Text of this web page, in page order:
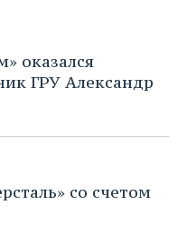
оказался
ГРУ Александр
со счетом